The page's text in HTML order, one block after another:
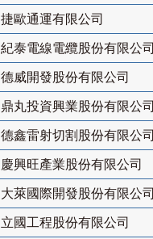
捷歐通運有限公司
紀泰電線電纜股份有限公司
德威開發股份有限公司
鼎丸投資興業股份有限公司
德鑫雷射切割股份有限公司
慶興旺產業股份有限公司
大萊國際開發股份有限公司
立國工程股份有限公司